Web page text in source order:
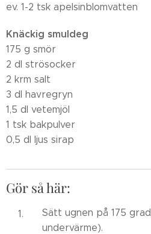
ev. 1-2 tsk apelsinblomvatten
Knäckig smuldeg
175 g smör
2 dl strösocker
2 krm salt
3 dl havregryn
1,5 dl vetemjöl
1 tsk bakpulver
0,5 dl ljus sirap
Gör så här:
Sätt ugnen på 175
undervärme).